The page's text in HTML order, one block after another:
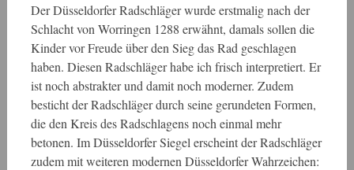
Der Düsseldorfer Radschläger wurde erstmalig nach der
Schlacht von Worringen 1288 erwähnt, damals sollen die
Kinder vor Freude über den Sieg das Rad geschlagen
haben. Diesen Radschläger habe ich frisch interpretiert. Er
ist noch abstrakter und damit noch moderner. Zudem
besticht der Radschläger durch seine gerundeten Formen,
die den Kreis des Radschlagens noch einmal mehr
betonen. Im Düsseldorfer Siegel erscheint der Radschläger
zudem mit weiteren modernen Düsseldorfer Wahrzeichen: